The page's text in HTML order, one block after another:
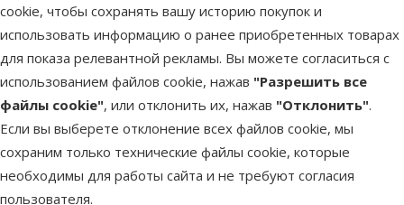
cookie, чтобы сохранять вашу историю покупок и
использовать информацию о ранее приобретенных товарах
для показа релевантной рекламы. Вы можете согласиться с
использованием файлов cookie, нажав "Разрешить все
файлы cookie", или отклонить их, нажав "Отклонить".
Если вы выберете отклонение всех файлов cookie, мы
сохраним только технические файлы cookie, которые
необходимы для работы сайта и не требуют согласия
пользователя.
Продукция не найдена
Напиши нам Звони – 26 100 502
Пн.–Пт. 9:00 – 17:00